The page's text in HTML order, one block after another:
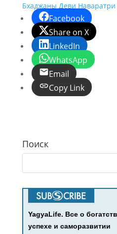
Бхаджаны Деви Наваратри
Facebook
Share on X
LinkedIn
WhatsApp
Email
Copy Link
Поиск
YagyaLife. Все о
успехе и саморазвитии